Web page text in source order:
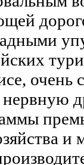
нервную
и